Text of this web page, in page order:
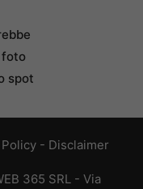
foto
spot
- Disclaimer
365 SRL - Via